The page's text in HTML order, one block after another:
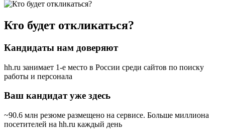
Кто будет откликаться?
Кандидаты нам доверяют
hh.ru занимает 1-е место в России среди сайтов по поиску
работы и персонала
Ваш кандидат уже здесь
~90.6 млн резюме размещено на сервисе. Больше миллиона
посетителей на hh.ru каждый день